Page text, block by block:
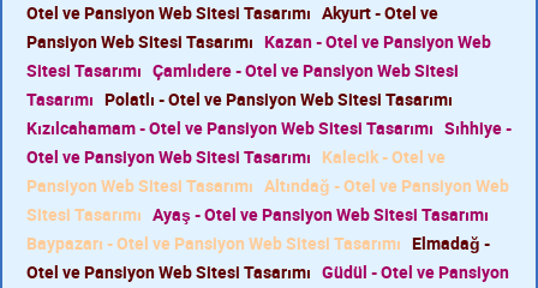
Otel ve Pansiyon Web Sitesi Tasarımı Akyurt - Otel ve
Pansiyon Web Sitesi Tasarımı Kazan - Otel ve Pansiyon Web
Sitesi Tasarımı Çamlıdere - Otel ve Pansiyon Web Sitesi
Tasarımı Polatlı - Otel ve Pansiyon Web Sitesi Tasarımı
Kızılcahamam - Otel ve Pansiyon Web Sitesi Tasarımı Sıhhiye -
Otel ve Pansiyon Web Sitesi Tasarımı Kalecik - Otel ve
Pansiyon Web Sitesi Tasarımı Altındağ - Otel ve Pansiyon Web
Sitesi Tasarımı Ayaş - Otel ve Pansiyon Web Sitesi Tasarımı
Baypazarı - Otel ve Pansiyon Web Sitesi Tasarımı Elmadağ -
Otel ve Pansiyon Web Sitesi Tasarımı Güdül - Otel ve Pansiyon